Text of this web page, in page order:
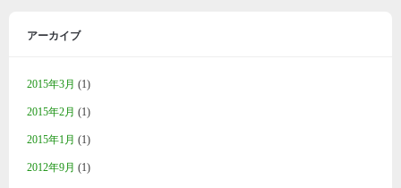
アーカイブ
2015年3月 (1)
2015年2月 (1)
2015年1月 (1)
2012年9月 (1)